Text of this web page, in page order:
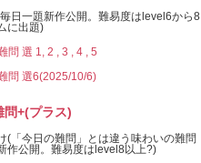
日一題新作公開。難易度はlevel6から8
に出題)
問 選 1, 2 , 3 , 4 , 5
問 選6(2025/10/6)
問+(プラス)
(「今日の難問」とは違う味わいの難問
作公開。難易度はlevel8以上?)